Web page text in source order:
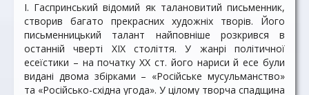
І. Гаспринський відомий як талановитий письменник,
створив багато прекрасних художніх творів. Його
письменницький талант найповніше розкрився в
останній чверті XIX століття. У жанрі політичної
есеїстики – на початку XX ст. його нариси й есе були
видані двома збірками – «Російське мусульманство»
та «Російсько-східна угода». У цілому творча спадщина